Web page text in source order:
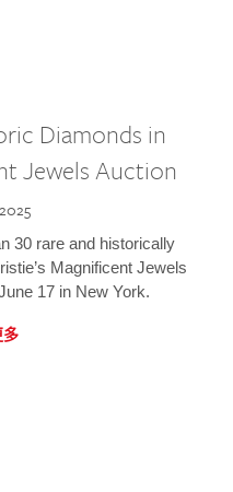
Diamonds in
Jewels Auction
30 rare and historically
Magnificent Jewels
17 in New York.